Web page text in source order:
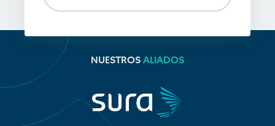
NUESTROS ALIADOS